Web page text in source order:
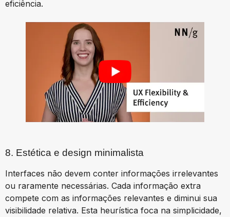
eficiência.
8. Estética e design minimalista
Interfaces não devem conter informações irrelevantes
ou raramente necessárias. Cada informação extra
compete com as informações relevantes e diminui sua
visibilidade relativa. Esta heurística foca na simplicidade,